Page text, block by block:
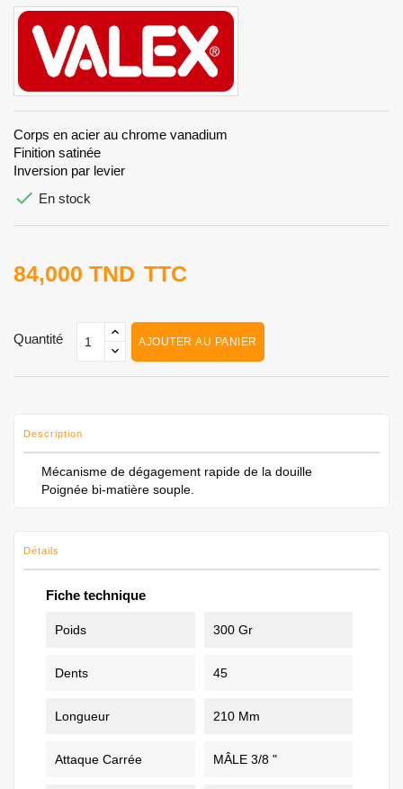
Corps en acier au chrome vanadium
Finition satinée
Inversion par levier
 En stock
84,000 TND TTC
Quantité AJOUTER AU PANIER
Description
Mécanisme de dégagement rapide de la douille
Poignée bi-matière souple.
Détails
Fiche technique
Poids 300 Gr
Dents 45
Longueur 210 Mm
Attaque Carrée MÂLE 3/8 "